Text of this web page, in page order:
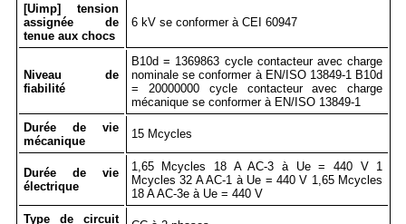
[Uimp] tension
assignée de
tenue aux chocs
6 kV se conformer à CEI 60947
Niveau de
fiabilité
B10d = 1369863 cycle contacteur avec charge
nominale se conformer à EN/ISO 13849-1 B10d
= 20000000 cycle contacteur avec charge
mécanique se conformer à EN/ISO 13849-1
Durée de vie
mécanique
15 Mcycles
Durée de vie
électrique
1,65 Mcycles 18 A AC-3 à Ue = 440 V 1
Mcycles 32 A AC-1 à Ue = 440 V 1,65 Mcycles
18 A AC-3e à Ue = 440 V
Type de circuit